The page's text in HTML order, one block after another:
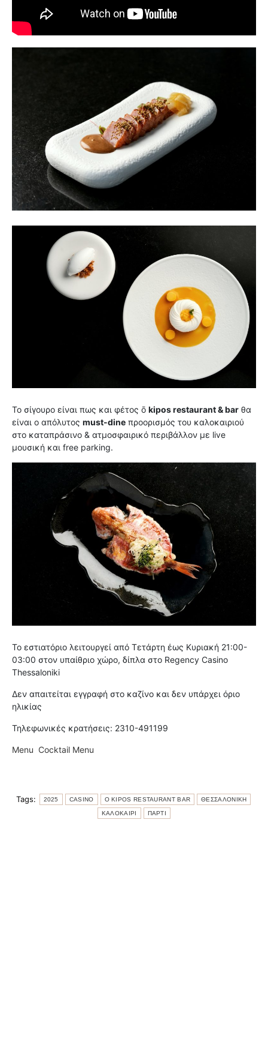
Το σίγουρο είναι πως και φέτος ō kipos restaurant & bar θα
είναι ο απόλυτος must-dine προορισμός του καλοκαιριού
στο καταπράσινο & ατμοσφαιρικό περιβάλλον με live
μουσική και free parking.
Το εστιατόριο λειτουργεί από Τετάρτη έως Κυριακή 21:00-
03:00 στον υπαίθριο χώρο, δίπλα στο Regency Casino
Thessaloniki
Δεν απαιτείται εγγραφή στο καζίνο και δεν υπάρχει όριο
ηλικίας
Τηλεφωνικές κρατήσεις: 2310-491199
Menu Cocktail Menu
Tags: 2025 CASINO O KIPOS RESTAURANT BAR ΘΕΣΣΑΛΟΝΙΚΗ
ΚΑΛΟΚΑΙΡΙ ΠΑΡΤΙ